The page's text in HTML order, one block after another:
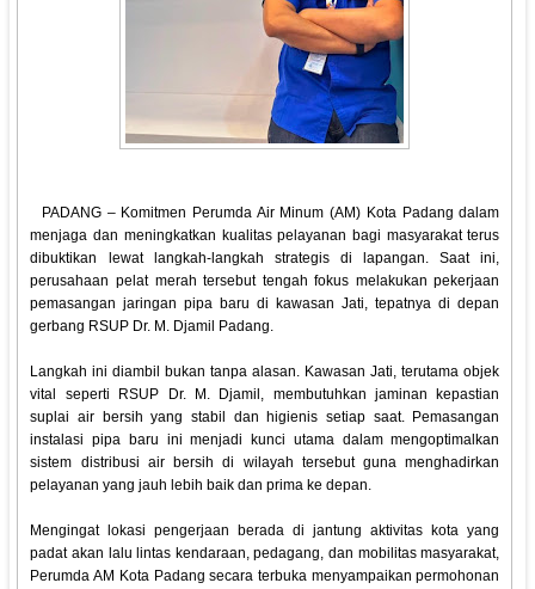
‎ PADANG – Komitmen Perumda Air Minum (AM) Kota Padang dalam
menjaga dan meningkatkan kualitas pelayanan bagi masyarakat terus
dibuktikan lewat langkah-langkah strategis di lapangan. Saat ini,
perusahaan pelat merah tersebut tengah fokus melakukan pekerjaan
pemasangan jaringan pipa baru di kawasan Jati, tepatnya di depan
gerbang RSUP Dr. M. Djamil Padang.
‎Langkah ini diambil bukan tanpa alasan. Kawasan Jati, terutama objek
vital seperti RSUP Dr. M. Djamil, membutuhkan jaminan kepastian
suplai air bersih yang stabil dan higienis setiap saat. Pemasangan
instalasi pipa baru ini menjadi kunci utama dalam mengoptimalkan
sistem distribusi air bersih di wilayah tersebut guna menghadirkan
pelayanan yang jauh lebih baik dan prima ke depan.
‎Mengingat lokasi pengerjaan berada di jantung aktivitas kota yang
padat akan lalu lintas kendaraan, pedagang, dan mobilitas masyarakat,
Perumda AM Kota Padang secara terbuka menyampaikan permohonan